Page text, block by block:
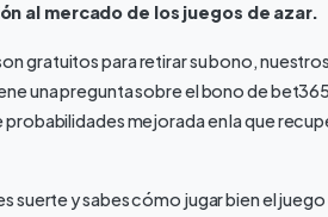
al mercado de los juegos de azar.
gratuitos para retirar su bono,
una pregunta sobre el bono de
mejorada en la que
suerte y sabes cómo jugar bien el